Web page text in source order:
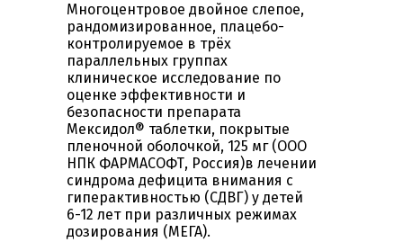
Многоцентровое двойное слепое,
рандомизированное, плацебо-
контролируемое в трёх
параллельных группах
клиническое исследование по
оценке эффективности и
безопасности препарата
Мексидол® таблетки, покрытые
пленочной оболочкой, 125 мг (ООО
НПК ФАРМАСОФТ, Россия)в лечении
синдрома дефицита внимания с
гиперактивностью (СДВГ) у детей
6-12 лет при различных режимах
дозирования (МЕГА).